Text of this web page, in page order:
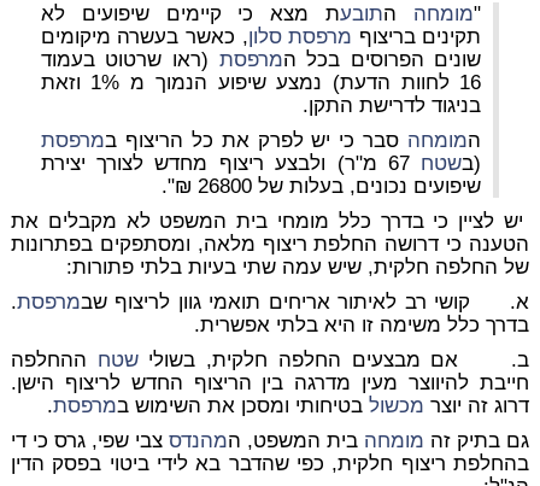
"מומחה התובעת מצא כי קיימים שיפועים לא
תקינים בריצוף מרפסת סלון, כאשר בעשרה מיקומים
שונים הפרוסים בכל המרפסת (ראו שרטוט בעמוד
16 לחוות הדעת) נמצע שיפוע הנמוך מ 1% וזאת
בניגוד לדרישת התקן.
המומחה סבר כי יש לפרק את כל הריצוף במרפסת
(בשטח
67 מ"ר) ולבצע ריצוף מחדש לצורך יצירת
שיפועים נכונים, בעלות של 26800 ₪".
יש לציין כי בדרך כלל מומחי בית המשפט לא מקבלים את
הטענה כי דרושה החלפת ריצוף מלאה, ומסתפקים בפתרונות
של החלפה חלקית, שיש עמה שתי בעיות בלתי פתורות:
א. קושי רב לאיתור אריחים תואמי גוון לריצוף שבמרפסת.
בדרך כלל משימה זו היא בלתי אפשרית.
ב. אם מבצעים החלפה חלקית, בשולישטח ההחלפה
חייבת להיווצר מעין מדרגה בין הריצוף החדש לריצוף הישן.
דרוג זה יוצר מכשולבטיחותי ומסכן את השימוש במרפסת.
גם בתיק זה מומחה בית המשפט, המהנדס צבי שפי, גרס כי די
בהחלפת ריצוף חלקית, כפי שהדבר בא לידי ביטוי בפסק הדין